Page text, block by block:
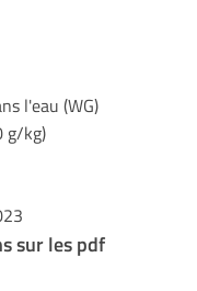
l'eau (WG)
g/kg)
sur les pdf